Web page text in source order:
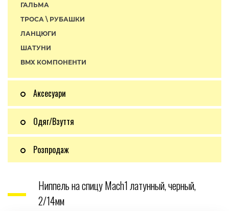
ГАЛЬМА
ТРОСА \ РУБАШКИ
ЛАНЦЮГИ
ШАТУНИ
BMX КОМПОНЕНТИ
Аксесуари
Одяг/Взуття
Розпродаж
Ниппель на спицу Mach1 латунный, черный,
2/14мм